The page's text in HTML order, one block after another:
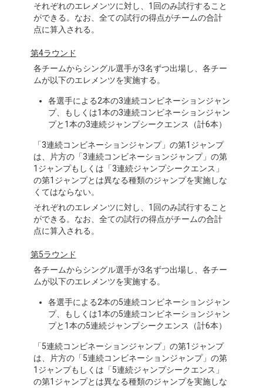
それぞれのエレメンツに対し、1回のみ試行すること
ができる。なお、全ての試行の得点がチームの合計
点に算入される。
第4ラウンド
各チームからシングル選手が3名ずつ出場し、各チー
ムが以下のエレメンツを実施する。
各選手による2本の3連続コンビネーションジャン
プ、もしくは1本の3連続コンビネーションジャン
プと1本の3連続ジャンプシークエンス（計6本）
「3連続コンビネーションジャンプ」の第1ジャンプ
は、片方の「3連続コンビネーションジャンプ」の第
1ジャンプもしくは「3連続ジャンプシークエンス」
の第1ジャンプとは異なる種類のジャンプを実施しな
くてはならない。
それぞれのエレメンツに対し、1回のみ試行すること
ができる。なお、全ての試行の得点がチームの合計
点に算入される。
第5ラウンド
各チームからシングル選手が3名ずつ出場し、各チー
ムが以下のエレメンツを実施する。
各選手による2本の5連続コンビネーションジャン
プ、もしくは1本の5連続コンビネーションジャン
プと1本の5連続ジャンプシークエンス（計6本）
「5連続コンビネーションジャンプ」の第1ジャンプ
は、片方の「5連続コンビネーションジャンプ」の第
1ジャンプもしくは「5連続ジャンプシークエンス」
の第1ジャンプとは異なる種類のジャンプを実施しな